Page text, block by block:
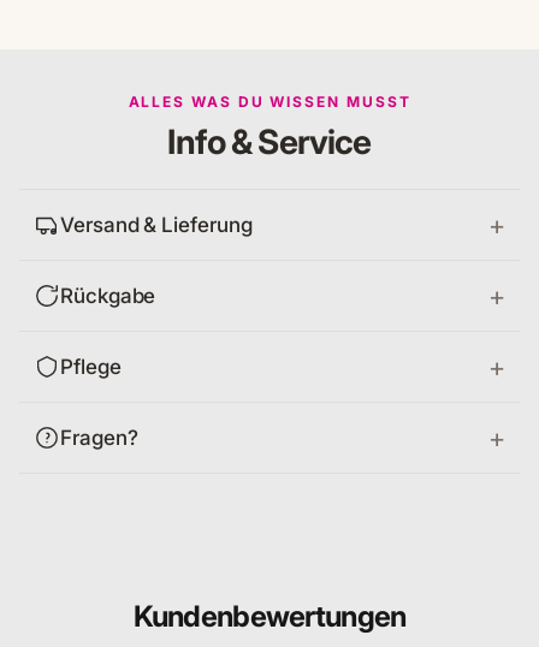
ALLES WAS DU WISSEN MUSST
Info & Service
Versand & Lieferung
Rückgabe
Pflege
Fragen?
Kundenbewertungen